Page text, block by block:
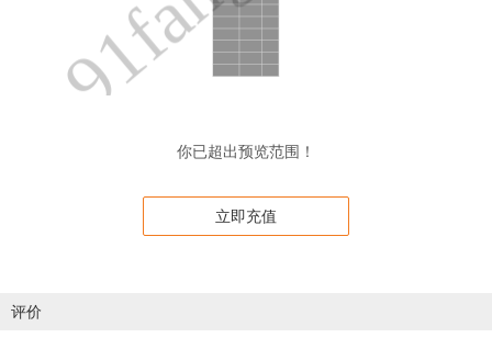
你已超出预览范围！
立即充值
评价